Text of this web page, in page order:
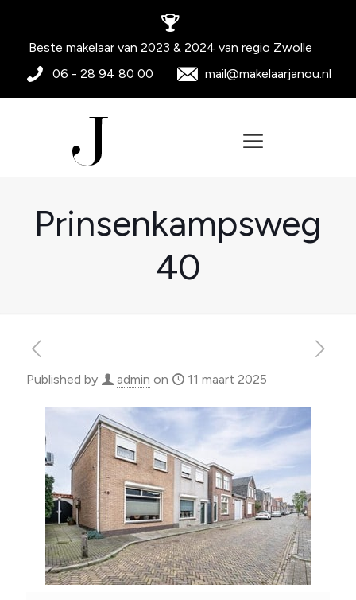
Beste makelaar van 2023 & 2024 van regio Zwolle
06 - 28 94 80 00
mail@makelaarjanou.nl
Prinsenkampsweg
40
Published by admin on 11 maart 2025